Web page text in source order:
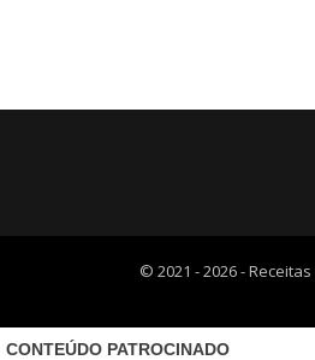
© 2021 - 2026 -